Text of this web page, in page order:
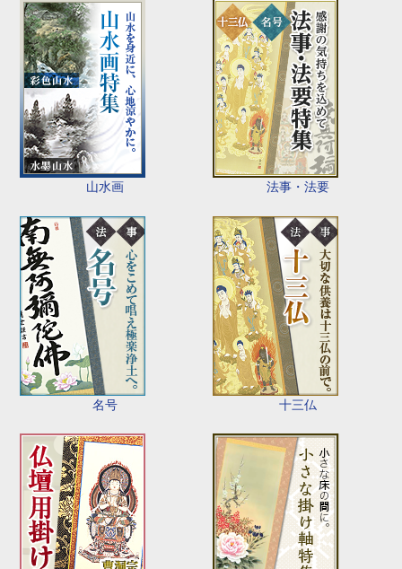
山水画 法事・法要
名号 十三仏